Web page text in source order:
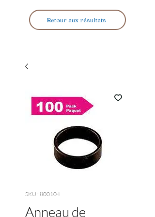
Retour aux résultats
SKU : 800104
Anneau de